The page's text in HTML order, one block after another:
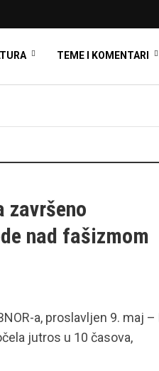
TEME I KOMENTARI
završeno
nad fašizmom
a, proslavljen 9. maj –
jutros u 10 časova,